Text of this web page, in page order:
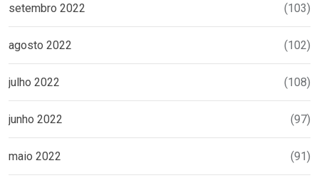
setembro 2022 (103)
agosto 2022 (102)
julho 2022 (108)
junho 2022 (97)
maio 2022 (91)